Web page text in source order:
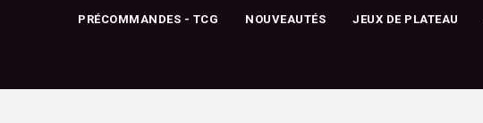
PRÉCOMMANDES - TCG NOUVEAUTÉS JEUX DE PLATEAU